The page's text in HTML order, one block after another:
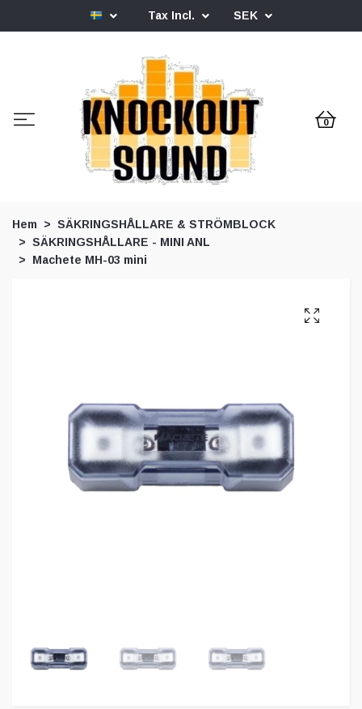
Tax Incl. SEK
0
Hem
SÄKRINGSHÅLLARE & STRÖMBLOCK
SÄKRINGSHÅLLARE - MINI ANL
Machete MH-03 mini